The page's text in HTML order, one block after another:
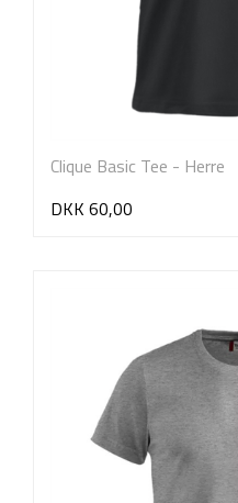
Clique Basic Tee - Herre
DKK 60,00